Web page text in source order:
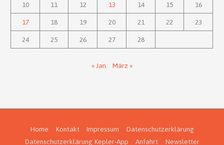
10 11 12 13 14 15 16
17 18 19 20 21 22 23
24 25 26 27 28
« Jan. März »
Home Kontakt Impressum
Datenschutzerklärung
Datenschutzerklärung Kepler-App
Anfahrt Newsletter